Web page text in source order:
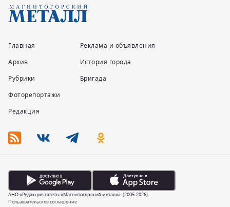
Главная
Архив
Рубрики
Фоторепортажи
Редакция
Реклама и объявления
История города
Бригада
Пользовательское соглашение
АНО «Редакция газеты «Магнитогорский металл». (2005-2026).